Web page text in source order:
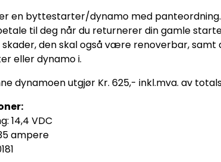
en byttestarter/dynamo med
til deg når du returnerer din gamle
den skal også være renoverbar,
eller dynamo i.
dynamoen utgjør Kr. 625,- inkl.mva. av
14,4 VDC
ampere